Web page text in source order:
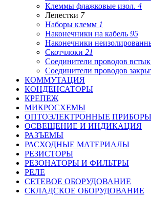
Клеммы флажковые изол. 4
Лепестки 7
Наборы клемм 1
Наконечники на кабель 95
Наконечники
Скотчлоки 21
Соединители проводов встык
Соединители проводов
КОММУТАЦИЯ
КОНДЕНСАТОРЫ
КРЕПЕЖ
МИКРОСХЕМЫ
ОПТОЭЛЕКТРОННЫЕ ПРИБОРЫ
ОСВЕЩЕНИЕ И ИНДИКАЦИЯ
РАЗЪЕМЫ
РАСХОДНЫЕ МАТЕРИАЛЫ
РЕЗИСТОРЫ
РЕЗОНАТОРЫ И ФИЛЬТРЫ
РЕЛЕ
СЕТЕВОЕ ОБОРУДОВАНИЕ
СКЛАДСКОЕ ОБОРУДОВАНИЕ